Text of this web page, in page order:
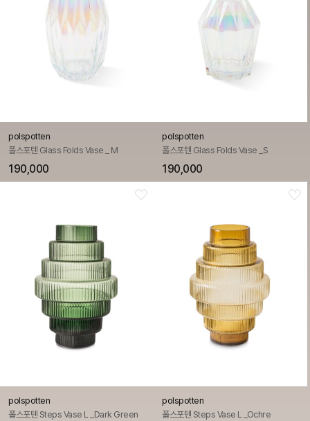
polspotten
폴스포텐 Glass Folds Vase _ M
190,000
polspotten
폴스포텐 Glass Folds Vase _S
190,000
polspotten
폴스포텐 Steps Vase L _Dark Green
polspotten
폴스포텐 Steps Vase L _Ochre